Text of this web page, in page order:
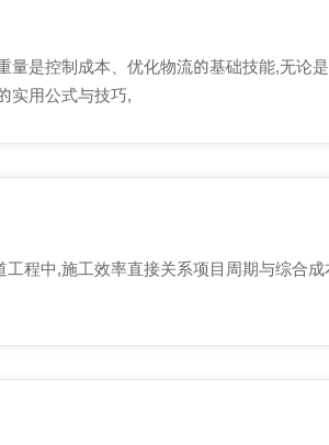
是控制成本、优化物流的基础技能,无论
实用公式与技巧,
程中,施工效率直接关系项目周期与综合